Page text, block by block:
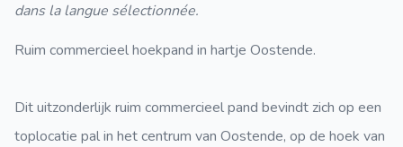
dans la langue sélectionnée.
Ruim commercieel hoekpand in hartje Oostende.
Dit uitzonderlijk ruim commercieel pand bevindt zich op een
toplocatie pal in het centrum van Oostende, op de hoek van